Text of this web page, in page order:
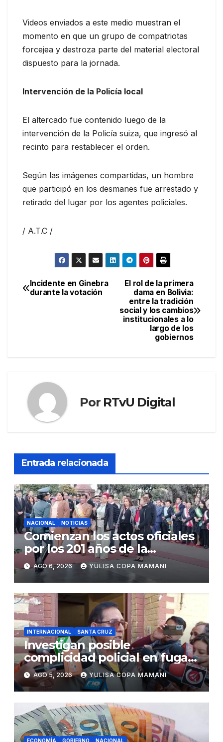
Videos enviados a este medio muestran el
momento en que un grupo de compatriotas
forcejea y destroza parte del material electoral
dispuesto para la jornada.
Intervención de la Policía local
El altercado fue contenido luego de la
intervención de la Policía suiza, que ingresó al
recinto para restablecer el orden.
Según las imágenes compartidas, un hombre
que participó en los desmanes fue arrestado y
retirado del lugar por los agentes policiales.
/ A.T.C /
Navegación
El rol de la primera
dama en Bolivia:
entre la tradición
social y los cambios
institucionales a lo
largo de los
gobiernos
Incidente en Ginebra
durante la votación
Por RTvU Digital
Entrada relacionada
NACIONAL NOTICIAS
Comienzan los actos oficiales
por los 201 años de la
independencia de Bolivia
AGO 6, 2026 YULISA COPA MAMANI
INTERNACIONAL SANTA CRUZ
Investigan posible
complicidad policial en fuga
de dos reos brasileños de
Palmasola
AGO 5, 2026 YULISA COPA MAMANI
ECONOMÍA GOBIERNO NACIONAL